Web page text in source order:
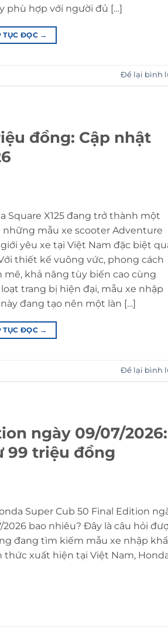
phù hợp với người đủ […]
TỤC ĐỌC →
Để lại bình
đồng: Cập nhật
Square X125 đang trở thành một
mẫu xe scooter Adventure
yêu xe tại Việt Nam đặc biệt
thiết kế vuông vức, phong cách
mẽ, khả năng tùy biến cao cùng
trang bị hiện đại, mẫu xe nhập
đang tạo nên một làn […]
TỤC ĐỌC →
Để lại bình
ngày 09/07/2026:
99 triệu đồng
Super Cub 50 Final Edition
2026 bao nhiêu? Đây là câu hỏi
đang tìm kiếm mẫu xe nhập
xuất hiện tại Việt Nam,